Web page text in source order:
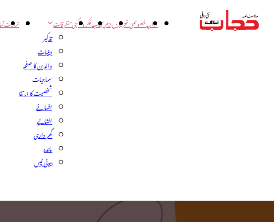
اداریہخصوصی تحریریںبزم حجابفکر و آگہیمتفرقات
تذکیر
دینیات
والدین کا صفحہ
سماجیات
شخصیت کا ارتقا
افسانے
انشائیے
گھر داری
مائدہ
بیوٹی ٹپس
تربیت